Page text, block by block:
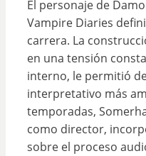
El personaje de
Vampire Diaries
carrera. La
en una tensión
interno, le permitió
interpretativo más
temporadas,
como director,
sobre el proceso